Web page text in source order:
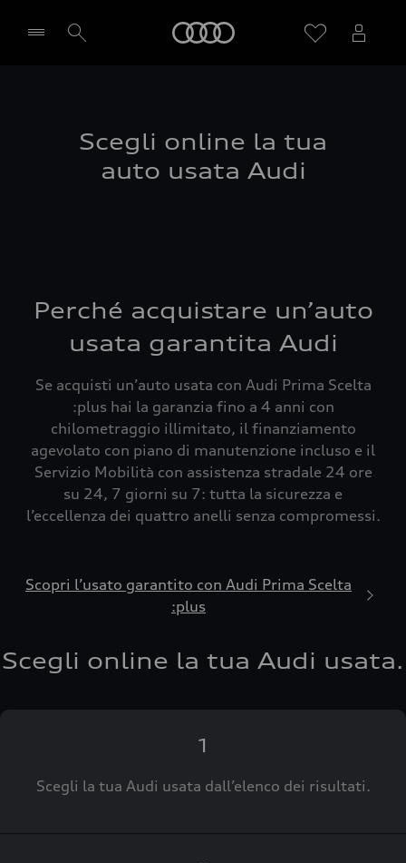
Scegli online la tua
auto usata Audi
Perché acquistare un’auto
usata garantita Audi
Se acquisti un’auto usata con Audi Prima Scelta
:plus hai la garanzia fino a 4 anni con
chilometraggio illimitato, il finanziamento
agevolato con piano di manutenzione incluso e il
Servizio Mobilità con assistenza stradale 24 ore
su 24, 7 giorni su 7: tutta la sicurezza e
l’eccellenza dei quattro anelli senza compromessi.
Scopri l’usato garantito con Audi Prima Scelta
:plus
Scegli online la tua Audi usata.
1
Scegli la tua Audi usata dall’elenco dei risultati.